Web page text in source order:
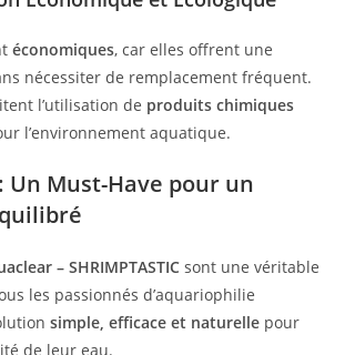
économiques, car elles offrent une
nécessiter de remplacement fréquent.
l’utilisation de produits chimiques
l’environnement aquatique.
Un Must-Have pour un
– SHRIMPTASTIC sont une véritable
les passionnés d’aquariophilie
simple, efficace et naturelle pour
de leur eau.